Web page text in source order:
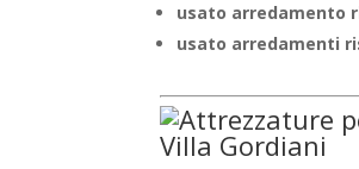
usato arredamento
usato arredamenti